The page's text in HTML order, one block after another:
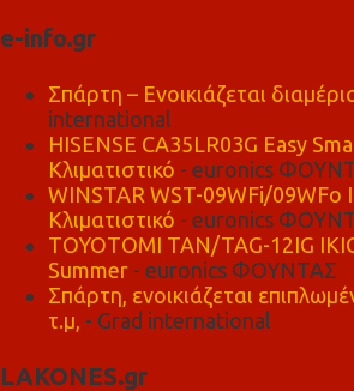
e-info.gr
Σπάρτη – Ενοικιάζεται
international
HISENSE CA35LR03G Easy
Κλιματιστικό - euronics
WINSTAR WST-09WFi/09WFo
Κλιματιστικό - euronics
TOYOTOMI TAN/TAG-12IG
Summer - euronics ΦΟΥΝΤΑΣ
Σπάρτη, ενοικιάζεται
τ.μ, - Grad international
LAKONES.gr